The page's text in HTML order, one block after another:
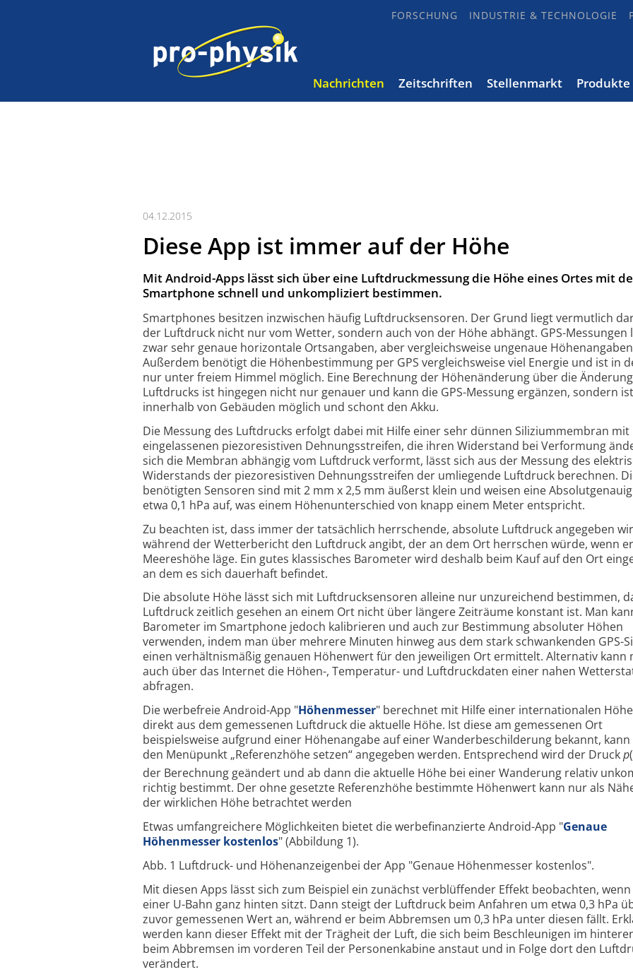
FORSCHUNG INDUSTRIE & TECHNOLOGIE
Nachrichten Zeitschriften Stellenmarkt Produkte
04.12.2015
Diese App ist immer auf der Höhe
Mit Android-Apps lässt sich über eine Luftdruckmessung die Höhe eines Ortes mit
Smartphone schnell und unkompliziert bestimmen.
Smartphones besitzen inzwischen häufig Luftdrucksensoren. Der Grund liegt vermutlich
der Luftdruck nicht nur vom Wetter, sondern auch von der Höhe abhängt. GPS-Messungen
zwar sehr genaue horizontale Ortsangaben, aber vergleichsweise ungenaue
Außerdem benötigt die Höhenbestimmung per GPS vergleichsweise viel Energie und ist in
nur unter freiem Himmel möglich. Eine Berechnung der Höhenänderung über die
Luftdrucks ist hingegen nicht nur genauer und kann die GPS-Messung ergänzen, sondern
innerhalb von Gebäuden möglich und schont den Akku.
Die Messung des Luftdrucks erfolgt dabei mit Hilfe einer sehr dünnen Siliziummembran mit
eingelassenen piezoresistiven Dehnungsstreifen, die ihren Widerstand bei Verformung
sich die Membran abhängig vom Luftdruck verformt, lässt sich aus der Messung des
Widerstands der piezoresistiven Dehnungsstreifen der umliegende Luftdruck berechnen.
benötigten Sensoren sind mit 2 mm x 2,5 mm äußerst klein und weisen eine
etwa 0,1 hPa auf, was einem Höhenunterschied von knapp einem Meter entspricht.
Zu beachten ist, dass immer der tatsächlich herrschende, absolute Luftdruck angegeben
während der Wetterbericht den Luftdruck angibt, der an dem Ort herrschen würde, wenn
Meereshöhe läge. Ein gutes klassisches Barometer wird deshalb beim Kauf auf den Ort
an dem es sich dauerhaft befindet.
Die absolute Höhe lässt sich mit Luftdrucksensoren alleine nur unzureichend bestimmen,
Luftdruck zeitlich gesehen an einem Ort nicht über längere Zeiträume konstant ist. Man
Barometer im Smartphone jedoch kalibrieren und auch zur Bestimmung absoluter Höhen
verwenden, indem man über mehrere Minuten hinweg aus dem stark schwankenden GPS-
einen verhältnismäßig genauen Höhenwert für den jeweiligen Ort ermittelt. Alternativ kann
auch über das Internet die Höhen-, Temperatur- und Luftdruckdaten einer nahen
abfragen.
Die werbefreie Android-App "Höhenmesser" berechnet mit Hilfe einer internationalen
direkt aus dem gemessenen Luftdruck die aktuelle Höhe. Ist diese am gemessenen Ort
beispielsweise aufgrund einer Höhenangabe auf einer Wanderbeschilderung bekannt,
den Menüpunkt „Referenzhöhe setzen“ angegeben werden. Entsprechend wird der Druckp(
der Berechnung geändert und ab dann die aktuelle Höhe bei einer Wanderung relativ
richtig bestimmt. Der ohne gesetzte Referenzhöhe bestimmte Höhenwert kann nur als
der wirklichen Höhe betrachtet werden
Etwas umfangreichere Möglichkeiten bietet die werbefinanzierte Android-App "Genaue
Höhenmesser kostenlos" (Abbildung 1).
Abb. 1 Luftdruck- und Höhenanzeigenbei der App "Genaue Höhenmesser kostenlos".
Mit diesen Apps lässt sich zum Beispiel ein zunächst verblüffender Effekt beobachten,
einer U-Bahn ganz hinten sitzt. Dann steigt der Luftdruck beim Anfahren um etwa 0,3 hPa
zuvor gemessenen Wert an, während er beim Abbremsen um 0,3 hPa unter diesen fällt.
werden kann dieser Effekt mit der Trägheit der Luft, die sich beim Beschleunigen im
beim Abbremsen im vorderen Teil der Personenkabine anstaut und in Folge dort den
verändert.